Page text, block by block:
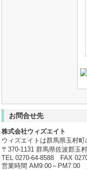
お問合せ先
株式会社ウィズエイト
ウィズエイトは群馬県玉村
〒370-1131 群馬県佐波郡玉
TEL 0270-64-8588 FAX
営業時間 AM9:00～